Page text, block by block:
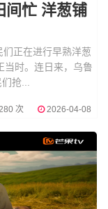
间忙 洋葱铺
正在进行早熟洋葱
当时。连日来，乌鲁
抢...
次 2026-04-08